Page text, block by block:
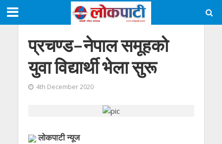
प्रचण्ड–नेपाल समूहको
युवा विद्यार्थी भेला सुरू
4th December 2020
लोकपाटी न्यूज